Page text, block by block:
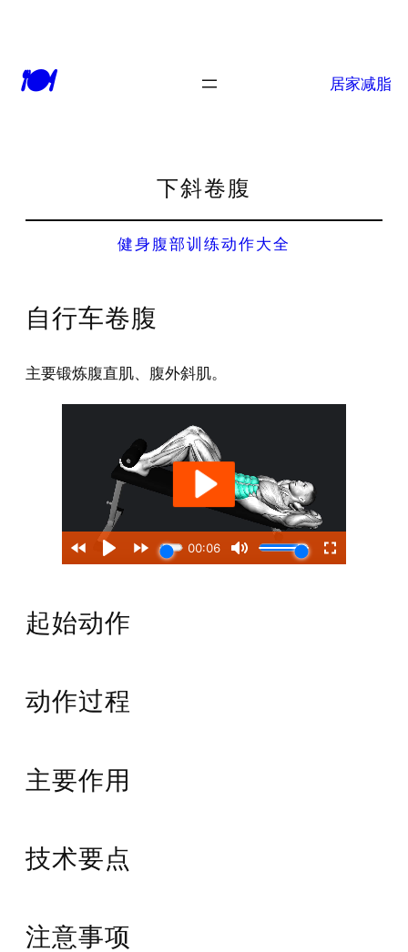
🍽 居家减脂
下斜卷腹
健身腹部训练动作大全
自行车卷腹
主要锻炼腹直肌、腹外斜肌。
起始动作
动作过程
主要作用
技术要点
注意事项